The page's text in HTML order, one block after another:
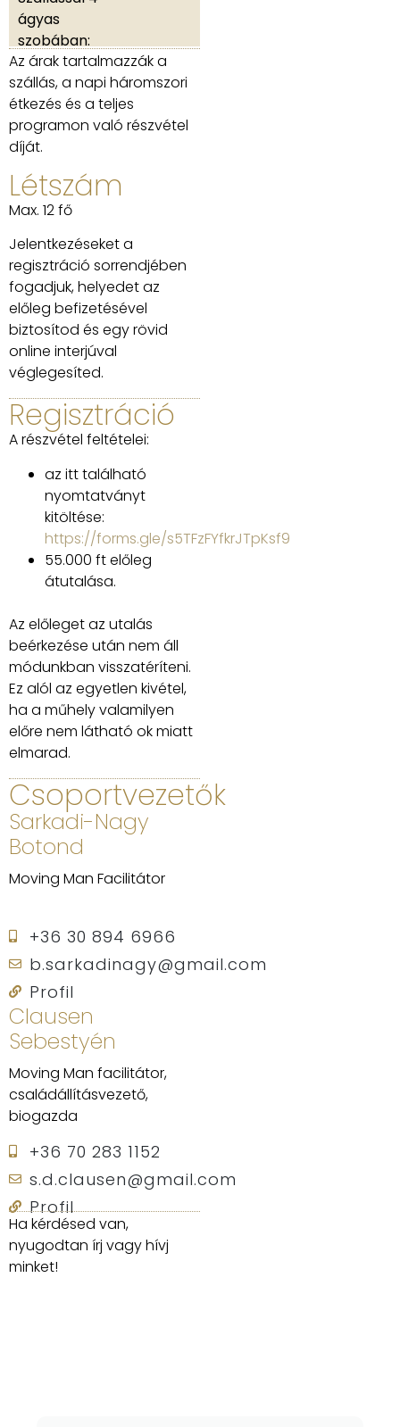
ágyas
szobában:
Az árak tartalmazzák a
szállás, a napi háromszori
étkezés és a teljes
programon való részvétel
díját.
Létszám
Max. 12 fő
Jelentkezéseket a
regisztráció sorrendjében
fogadjuk, helyedet az
előleg befizetésével
biztosítod és egy rövid
online interjúval
véglegesíted.
Regisztráció
A részvétel feltételei:
az itt található
nyomtatványt
kitöltése:
https://forms.gle/s5TFzFYfkrJTpKsf9
55.000 ft előleg
átutalása.
Az előleget az utalás
beérkezése után nem áll
módunkban visszatéríteni.
Ez alól az egyetlen kivétel,
ha a műhely valamilyen
előre nem látható ok miatt
elmarad.
Csoportvezetők
Sarkadi-Nagy
Botond
Moving Man Facilitátor
+36 30 894 6966
b.sarkadinagy@gmail.com
Profil
Clausen
Sebestyén
Moving Man facilitátor,
családállításvezető,
biogazda
+36 70 283 1152
s.d.clausen@gmail.com
Profil
Ha kérdésed van,
nyugodtan írj vagy hívj
minket!